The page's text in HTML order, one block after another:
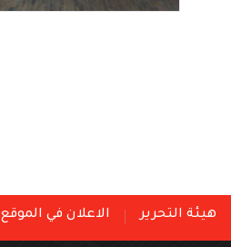
هيئة التحرير الاعلان في الموقع